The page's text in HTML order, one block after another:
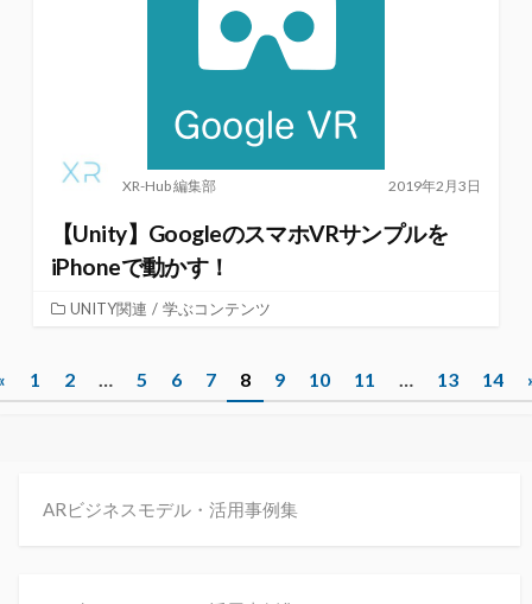
2019年2月3日
XR-Hub 編集部
【Unity】GoogleのスマホVRサンプルを
iPhoneで動かす！
UNITY関連 / 学ぶコンテンツ
投
ビ
1 2 5 6 7 8 9 10 11 13 14
ARビジネスモデル・活用事例集